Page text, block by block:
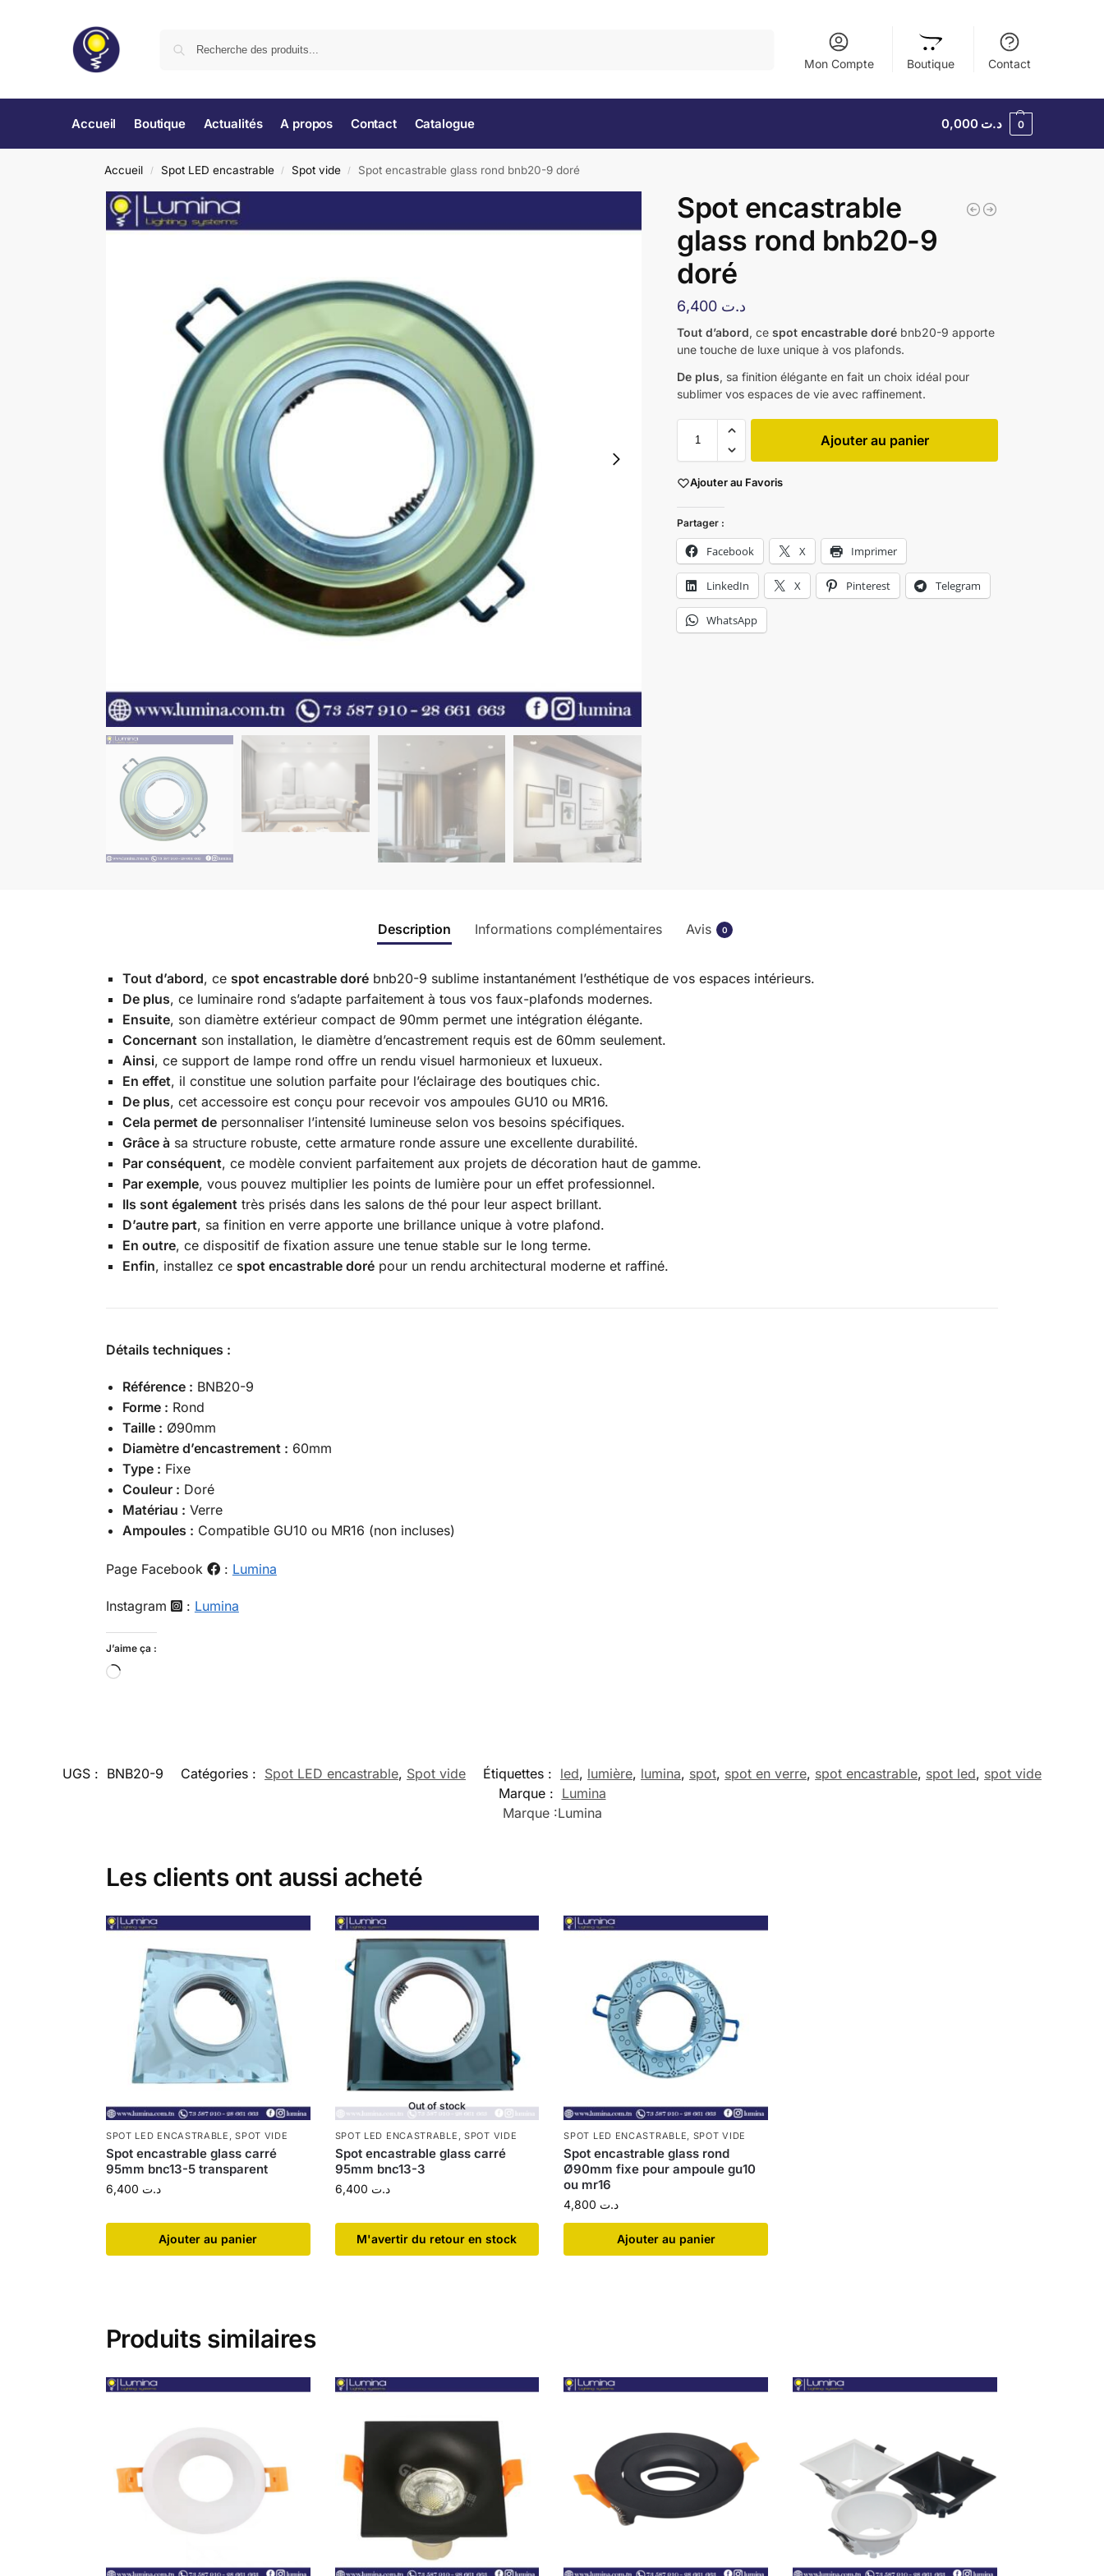
Mon Compte Boutique Contact
Accueil Boutique Actualités A propos Contact Catalogue د.ت 0,000 0
Accueil / Spot LED encastrable / Spot vide / Spot encastrable glass rond bnb20-9 doré
Spot encastrable
glass rond bnb20-9
doré
د.ت
Tout d’abord, cespot encastrable doré bnb20-9 apporte
une touche de luxe unique à vos plafonds.
De plus, sa finition élégante en fait un choix idéal pour
sublimer vos espaces de vie avec raffinement.
Ajouter au panier
Ajouter au Favoris
Partager :
Facebook X Imprimer
LinkedIn X Pinterest Telegram
WhatsApp
Description Informations complémentaires Avis 0
Tout d’abord, ce spot encastrable dorébnb20-9 sublime instantanément l’esthétique de vos espaces intérieurs.
De plus, ce luminaire rond s’adapte parfaitement à tous vos faux-plafonds modernes.
Ensuite, son diamètre extérieur compact de 90mm permet une intégration élégante.
Concernantson installation, le diamètre d’encastrement requis est de 60mm seulement.
Ainsi, ce support de lampe rond offre un rendu visuel harmonieux et luxueux.
En effet, il constitue une solution parfaite pour l’éclairage des boutiques chic.
De plus, cet accessoire est conçu pour recevoir vos ampoules GU10 ou MR16.
Cela permet depersonnaliser l’intensité lumineuse selon vos besoins spécifiques.
Grâce àsa structure robuste, cette armature ronde assure une excellente durabilité.
Par conséquent, ce modèle convient parfaitement aux projets de décoration haut de gamme.
Par exemple, vous pouvez multiplier les points de lumière pour un effet professionnel.
Ils sont égalementtrès prisés dans les salons de thé pour leur aspect brillant.
D’autre part, sa finition en verre apporte une brillance unique à votre plafond.
En outre, ce dispositif de fixation assure une tenue stable sur le long terme.
Enfin, installez ce spot encastrable dorépour un rendu architectural moderne et raffiné.
Détails techniques :
Référence : BNB20-9
Forme : Rond
Taille : Ø90mm
Diamètre d’encastrement : 60mm
Type : Fixe
Couleur : Doré
Matériau : Verre
Ampoules : Compatible GU10 ou MR16 (non incluses)
Page Facebook : Lumina
Instagram : Lumina
J’aime ça :
UGS : BNB20-9 Catégories : Spot LED encastrable, Spot vide Étiquettes : led, lumière, lumina, spot, spot en verre, spot encastrable, spot led, spot vide
Marque : Lumina
Marque :Lumina
Les clients ont aussi acheté
SPOT LED ENCASTRABLE ,SPOT VIDE
Spot encastrable glass carré
95mm bnc13-5 transparent
د.ت
Ajouter au panier
Out of stock
SPOT LED ENCASTRABLE SPOT VIDE
Spot encastrable glass carré
95mm bnc13-3
د.ت
​M'avertir du retour en stock
SPOT LED ENCASTRABLE SPOT VIDE
Spot encastrable glass rond
Ø90mm fixe pour ampoule gu10
ou mr16
د.ت
Ajouter au panier
Produits similaires